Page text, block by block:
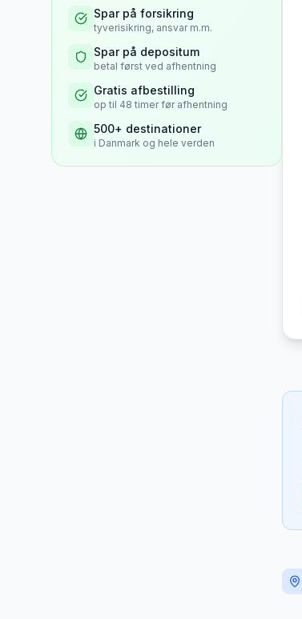
Spar på forsikring
tyverisikring, ansvar m.m.
Spar på depositum
betal først ved afhentning
Gratis afbestilling
op til 48 timer før afhentning
500+ destinationer
i Danmark og hele verden